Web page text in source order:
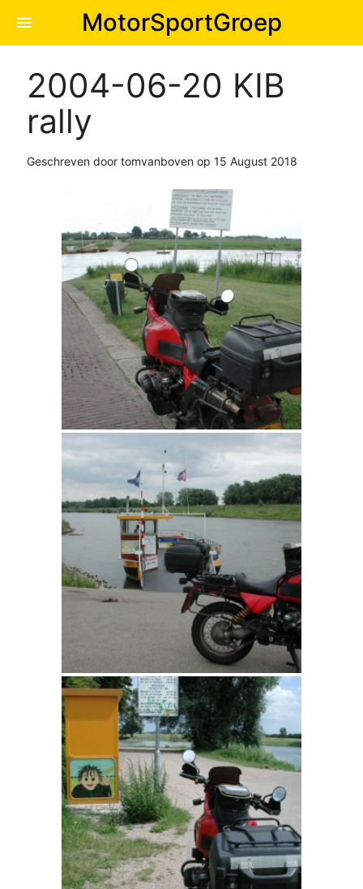
menu MotorSportGroep
2004-06-20 KIB
rally
Geschreven door tomvanboven op 15 August 2018